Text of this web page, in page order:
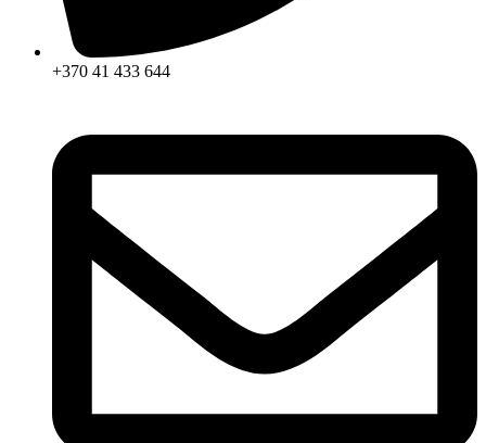
+370 41 433 644